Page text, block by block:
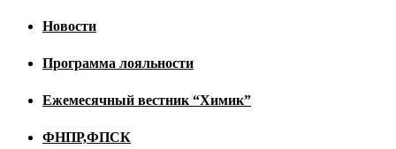
Новости
Программа лояльности
Ежемесячный вестник “Химик”
ФНПР,ФПСК